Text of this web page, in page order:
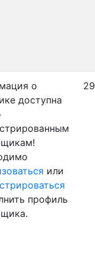
о
доступна
или
профиль